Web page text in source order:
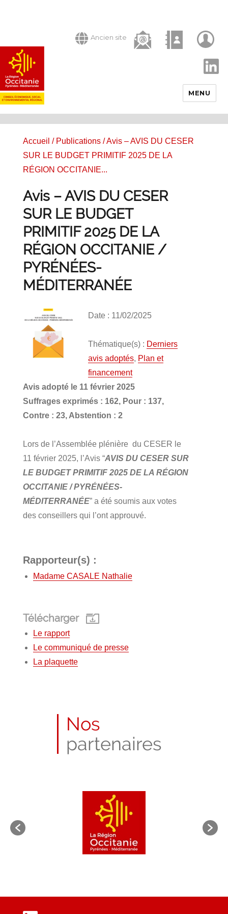
Ancien site
MENU
Accueil / Publications/ Avis – AVIS DU CESER
SUR LE BUDGET PRIMITIF 2025 DE LA
RÉGION OCCITANIE...
Avis – AVIS DU CESER
SUR LE BUDGET
PRIMITIF 2025 DE LA
RÉGION OCCITANIE /
PYRÉNÉES-
MÉDITERRANÉE
Date : 11/02/2025
Thématique(s) : Derniers
avis adoptés, Plan et
financement
Avis adopté le 11 février 2025
Suffrages exprimés : 162, Pour : 137,
Contre : 23, Abstention : 2
Lors de l’Assemblée plénière du CESER le
11 février 2025, l’Avis “AVIS DU CESER SUR
LE BUDGET PRIMITIF 2025 DE LA RÉGION
OCCITANIE / PYRÉNÉES-
MÉDITERRANÉE” a été soumis aux votes
des conseillers qui l’ont approuvé.
Rapporteur(s) :
Madame CASALE Nathalie
Télécharger
Le rapport
Le communiqué de presse
La plaquette
Nos
partenaires
LinkedIn